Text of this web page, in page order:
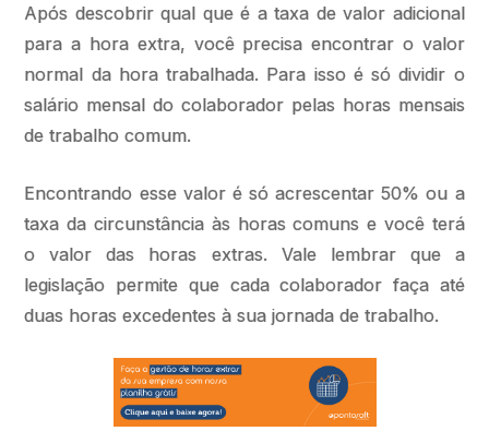
Após descobrir qual que é a taxa de valor adicional
para a hora extra, você precisa encontrar o valor
normal da hora trabalhada. Para isso é só dividir o
salário mensal do colaborador pelas horas mensais
de trabalho comum.
Encontrando esse valor é só acrescentar 50% ou a
taxa da circunstância às horas comuns e você terá
o valor das horas extras. Vale lembrar que a
legislação permite que cada colaborador faça até
duas horas excedentes à sua jornada de trabalho.